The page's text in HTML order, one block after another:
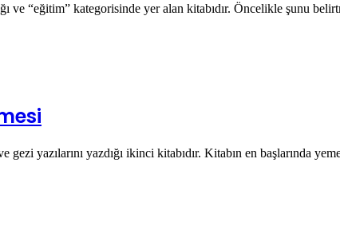
ve “eğitim” kategorisinde yer alan kitabıdır. Öncelikle şunu
gezi yazılarını yazdığı ikinci kitabıdır. Kitabın en başlarında